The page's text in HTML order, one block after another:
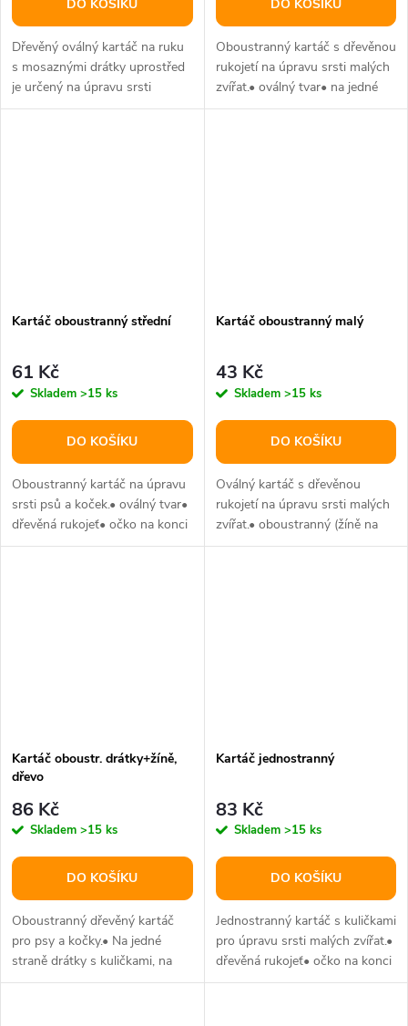
DO KOŠÍKU
Dřevěný oválný kartáč na ruku
s mosaznými drátky uprostřed
je určený na úpravu srsti
malých zvířat.Rozměry: 14,5 x
DO KOŠÍKU
Oboustranný kartáč s dřevěnou
rukojetí na úpravu srsti malých
zvířat.• oválný tvar• na jedné
straně drátky s...
Kartáč oboustranný střední
61 Kč
Skladem >15 ks
DO KOŠÍKU
Oboustranný kartáč na úpravu
srsti psů a koček.• oválný tvar•
dřevěná rukojeť• očko na konci
rukojeti k možnosti závěsu
Kartáč oboustranný malý
43 Kč
Skladem >15 ks
DO KOŠÍKU
Oválný kartáč s dřevěnou
rukojetí na úpravu srsti malých
zvířat.• oboustranný (žíně na
jedné straně, drátky s...
Kartáč oboustr. drátky+žíně,
dřevo
86 Kč
Skladem >15 ks
DO KOŠÍKU
Oboustranný dřevěný kartáč
pro psy a kočky.• Na jedné
straně drátky s kuličkami, na
druhé straně žíně k vyleštění...
Kartáč jednostranný
83 Kč
Skladem >15 ks
DO KOŠÍKU
Jednostranný kartáč s kuličkami
pro úpravu srsti malých zvířat.•
dřevěná rukojeť• očko na konci
rukojeti k možnosti...